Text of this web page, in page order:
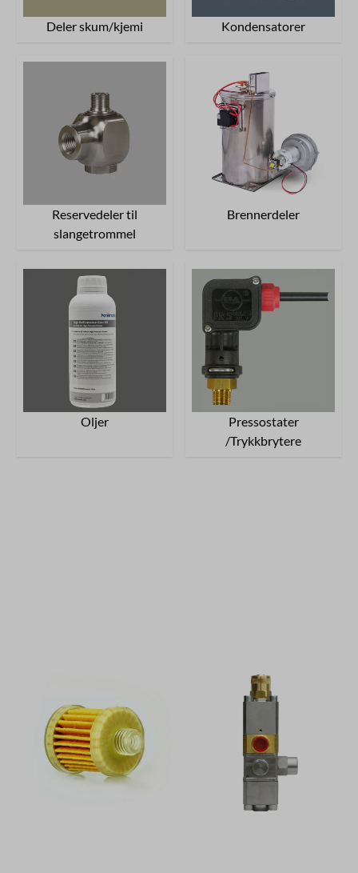
Deler skum/kjemi Kondensatorer
Reservedeler til
slangetrommel
Brennerdeler
Oljer
Pressostater
/Trykkbrytere